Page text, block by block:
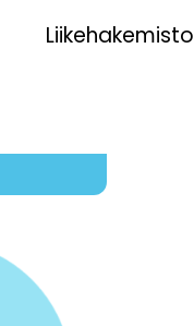
Liikehakemisto